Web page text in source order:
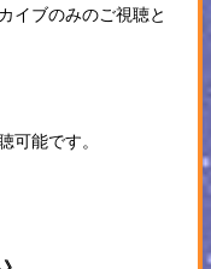
イブのみのご視聴と
可能です。